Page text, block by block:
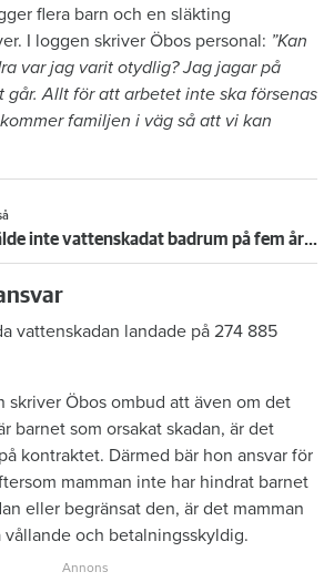
flera barn och en släkting
I loggen skriver Öbos personal: ”Kan
var jag varit otydlig? Jag jagar på
går. Allt för att arbetet inte ska försenas
familjen i väg så att vi kan
Anmälde inte vattenskadat badrum på fem år – krävs på 125 000 kronor
vattenskadan landade på 274 885
skriver Öbos ombud att även om det
barnet som orsakat skadan, är det
kontraktet. Därmed bär hon ansvar för
mamman inte har hindrat barnet
eller begränsat den, är det mamman
vållande och betalningsskyldig.